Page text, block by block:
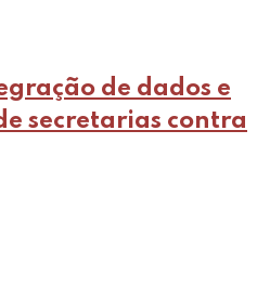
de dados e
secretarias contra